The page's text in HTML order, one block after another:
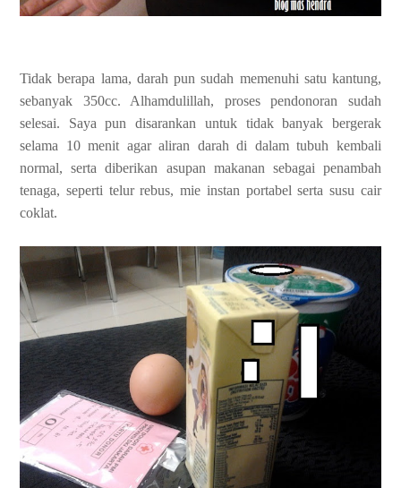
Tidak berapa lama, darah pun sudah memenuhi satu kantung,
sebanyak 350cc. Alhamdulillah, proses pendonoran sudah
selesai. Saya pun disarankan untuk tidak banyak bergerak
selama 10 menit agar aliran darah di dalam tubuh kembali
normal, serta diberikan asupan makanan sebagai penambah
tenaga, seperti telur rebus, mie instan portabel serta susu cair
coklat.